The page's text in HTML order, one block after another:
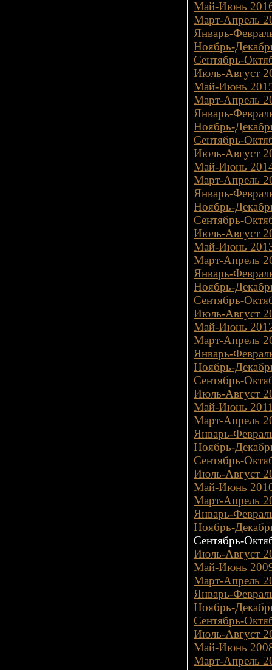
Май-Июнь
Март-Апрель
Январь-
Ноябрь-
Сентябрь-
Июль-Август
Май-Июнь
Март-Апрель
Январь-
Ноябрь-
Сентябрь-
Июль-Август
Май-Июнь
Март-Апрель
Январь-
Ноябрь-
Сентябрь-
Июль-Август
Май-Июнь
Март-Апрель
Январь-
Ноябрь-
Сентябрь-
Июль-Август
Май-Июнь
Март-Апрель
Январь-
Ноябрь-
Сентябрь-
Июль-Август
Май-Июнь
Март-Апрель
Январь-
Ноябрь-
Сентябрь-
Июль-Август
Май-Июнь
Март-Апрель
Январь-
Ноябрь-
Сентябрь-
Июль-Август
Май-Июнь
Март-Апрель
Январь-
Ноябрь-
Сентябрь-
Июль-Август
Май-Июнь
Март-Апрель